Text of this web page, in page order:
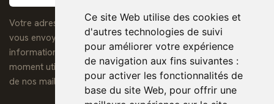
Ce site Web utilise des cookies et
d'autres technologies de suivi
pour améliorer votre expérience
de navigation aux fins suivantes :
pour activer les fonctionnalités de
base du site Web, pour offrir une
Votre adresse de messagerie est uniquement utilisée pour
vous envoyer notre lettre d'information ainsi que des
informations concernant nos activités. Vous pouvez à tout
moment utiliser le lien de désabonnement intégré dans chacun
de nos mails.